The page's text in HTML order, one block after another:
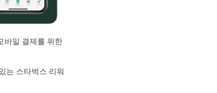
바일 결제를 위한
는 스타벅스 리워